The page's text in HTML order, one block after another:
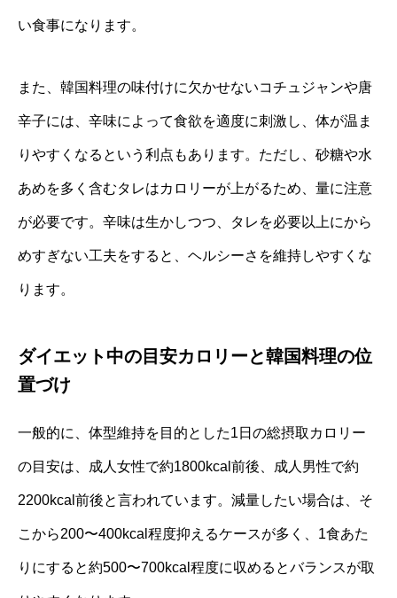
い食事になります。
また、韓国料理の味付けに欠かせないコチュジャンや唐
辛子には、辛味によって食欲を適度に刺激し、体が温ま
りやすくなるという利点もあります。ただし、砂糖や水
あめを多く含むタレはカロリーが上がるため、量に注意
が必要です。辛味は生かしつつ、タレを必要以上にから
めすぎない工夫をすると、ヘルシーさを維持しやすくな
ります。
ダイエット中の目安カロリーと韓国料理の位
置づけ
一般的に、体型維持を目的とした1日の総摂取カロリー
の目安は、成人女性で約1800kcal前後、成人男性で約
2200kcal前後と言われています。減量したい場合は、そ
こから200〜400kcal程度抑えるケースが多く、1食あた
りにすると約500〜700kcal程度に収めるとバランスが取